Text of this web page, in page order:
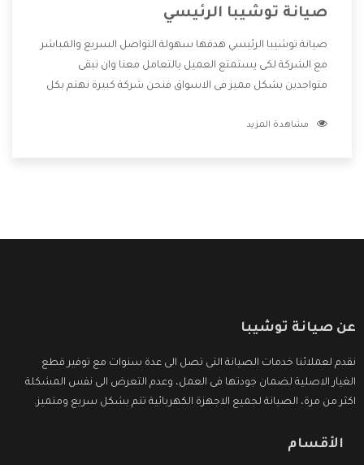
صيانة توشيبا الرئيسي
صيانة توشيبا الرئيسي هدفها سهولة التواصل السريع والمباشر
مع الشركة لكى يستمتع العميل بالتعامل معنا وان نبقى
متواجدين بشكل مميز فى الاسواق فنحن شركة كبيرة نهتم بكل
الشركة بها والتى تكون منها خدمة الصيانة التى تكون من أهم
مشاهدة المزيد
عن صيانة توشيبا
نقدم لعملائنا خدمات الصيانة التى تصل الى عدة سنوات مع توفير قطع
الغيار الاصلية لضمان جودتها فى العمل، وعدم التعرض الى نفس المشكلة
اكثر من مرة، الصيانة لجميع الاجهزة الكهربائية تتم بشكل سريع ومتميز.
الأقسام